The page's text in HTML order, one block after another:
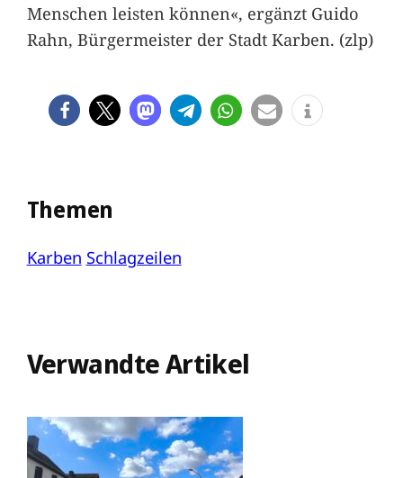
Menschen leisten können«, ergänzt Guido
Rahn, Bürgermeister der Stadt Karben. (zlp)
Themen
Karben Schlagzeilen
Verwandte Artikel